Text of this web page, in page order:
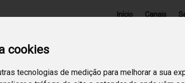
cookies
tecnologias de medição para melhorar a sua
Início Canais